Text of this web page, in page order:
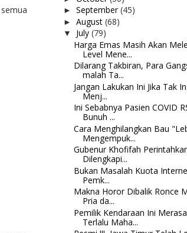
► September(45)
► August (68)
▼ July (79)
Harga Emas Masih Akan
Level Mene...
Dilarang Takbiran, Para
malah Ta...
Jangan Lakukan Ini Jika Tak
Menj...
Ini Sebabnya Pasien COVID
Bunuh ...
Cara Menghilangkan Bau
Mengempuk...
Gubenur Khofifah
Dilengkapi...
Bukan Masalah Kuota
Pemk...
Makna Horor Dibalik Ronce
Pria da...
Pemilik Kendaraan Ini
Terlalu Maha...